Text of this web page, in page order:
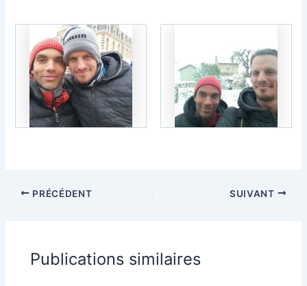
PRÉCÉDENT SUIVANT
Publications similaires